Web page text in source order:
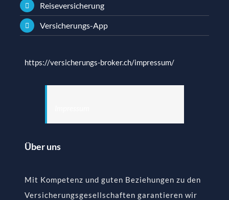
Reiseversicherung
Versicherungs-App
https://versicherungs-broker.ch/impressum/
Über uns
Mit Kompetenz und guten Beziehungen zu den
Versicherungsgesellschaften garantieren wir